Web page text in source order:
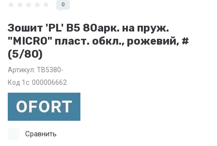
0
Зошит 'PL' В5 80арк. на пруж.
"MICRO" пласт. обкл., рожевий, #
(5/80)
Артикул: ТВ5380-
Код 1с: 000006662
Сравнить